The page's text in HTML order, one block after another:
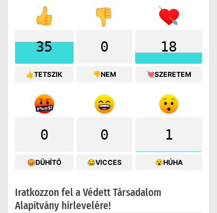
35
👍TETSZIK
0
👎NEM
18
💘SZERETEM
0
😡DÜHÍTŐ
0
😂VICCES
1
😮HÚHA
Iratkozzon fel a Védett Társadalom
Alapítvány hírlevelére!